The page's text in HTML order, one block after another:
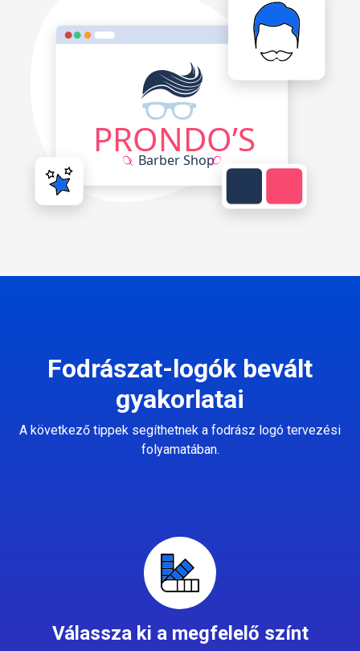
Fodrászat-logók bevált
gyakorlatai
A következő tippek segíthetnek a fodrász logó tervezési
folyamatában.
Válassza ki a megfelelő színt